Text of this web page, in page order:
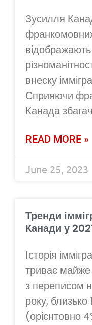
Зусилля
внеску
Сприяючи
Канада
READ MORE »
June 25, 2023
Тренди
Канади у
Історія
триває майже
з переписом
року,
(орієнтовно